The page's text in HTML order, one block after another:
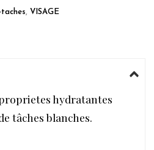
, VISAGE
hydratantes
tâches blanches.